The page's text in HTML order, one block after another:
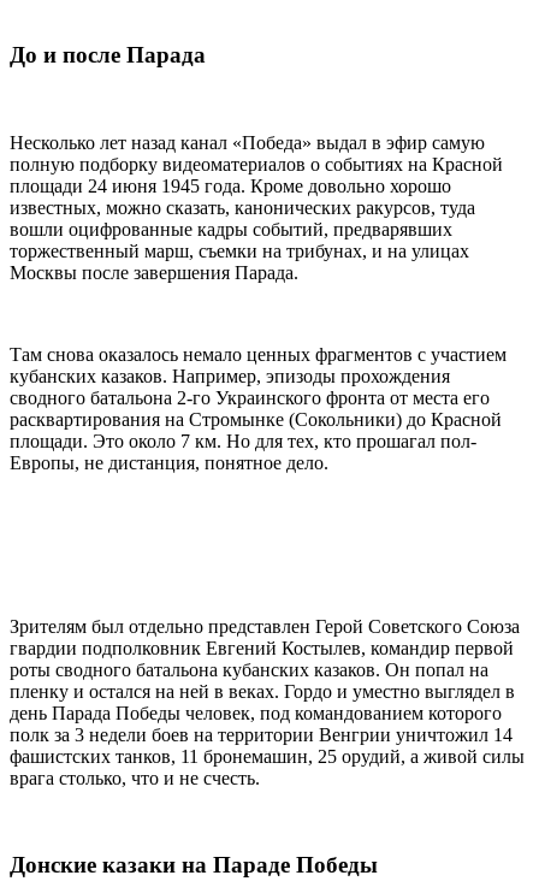
До и после Парада
Несколько лет назад канал «Победа» выдал в эфир самую
полную подборку видеоматериалов о событиях на Красной
площади 24 июня 1945 года. Кроме довольно хорошо
известных, можно сказать, канонических ракурсов, туда
вошли оцифрованные кадры событий, предварявших
торжественный марш, съемки на трибунах, и на улицах
Москвы после завершения Парада.
Там снова оказалось немало ценных фрагментов с участием
кубанских казаков. Например, эпизоды прохождения
сводного батальона 2-го Украинского фронта от места его
расквартирования на Стромынке (Сокольники) до Красной
площади. Это около 7 км. Но для тех, кто прошагал пол-
Европы, не дистанция, понятное дело.
Зрителям был отдельно представлен Герой Советского Союза
гвардии подполковник Евгений Костылев, командир первой
роты сводного батальона кубанских казаков. Он попал на
пленку и остался на ней в веках. Гордо и уместно выглядел в
день Парада Победы человек, под командованием которого
полк за 3 недели боев на территории Венгрии уничтожил 14
фашистских танков, 11 бронемашин, 25 орудий, а живой силы
врага столько, что и не счесть.
Донские казаки на Параде Победы